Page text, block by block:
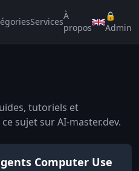
Services
À
propos
🔒
Admin
tutoriels et
sujet sur AI-master.dev.
Computer Use